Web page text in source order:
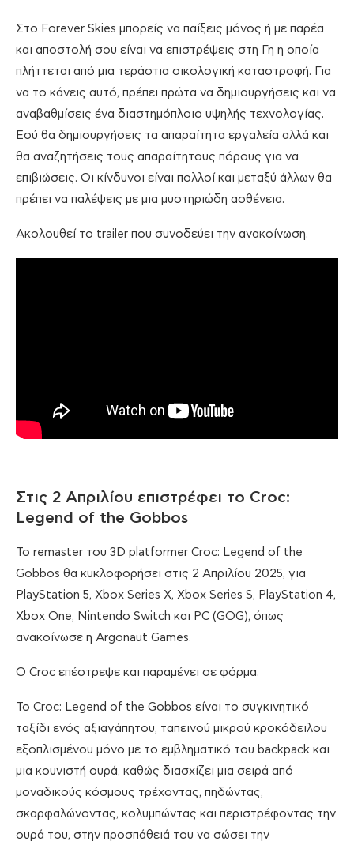
Στο Forever Skies μπορείς να παίξεις μόνος ή με παρέα
και αποστολή σου είναι να επιστρέψεις στη Γη η οποία
πλήττεται από μια τεράστια οικολογική καταστροφή. Για
να το κάνεις αυτό, πρέπει πρώτα να δημιουργήσεις και να
αναβαθμίσεις ένα διαστημόπλοιο υψηλής τεχνολογίας.
Εσύ θα δημιουργήσεις τα απαραίτητα εργαλεία αλλά και
θα αναζητήσεις τους απαραίτητους πόρους για να
επιβιώσεις. Οι κίνδυνοι είναι πολλοί και μεταξύ άλλων θα
πρέπει να παλέψεις με μια μυστηριώδη ασθένεια.
Ακολουθεί το trailer που συνοδεύει την ανακοίνωση.
Στις 2 Απριλίου επιστρέφει το Croc:
Legend of the Gobbos
Το remaster του 3D platformer Croc: Legend of the
Gobbos θα κυκλοφορήσει στις 2 Απριλίου 2025, για
PlayStation 5, Xbox Series X, Xbox Series S, PlayStation 4,
Xbox One, Nintendo Switch και PC (GOG), όπως
ανακοίνωσε η Argonaut Games.
Ο Croc επέστρεψε και παραμένει σε φόρμα.
Το Croc: Legend of the Gobbos είναι το συγκινητικό
ταξίδι ενός αξιαγάπητου, ταπεινού μικρού κροκόδειλου
εξοπλισμένου μόνο με το εμβληματικό του backpack και
μια κουνιστή ουρά, καθώς διασχίζει μια σειρά από
μοναδικούς κόσμους τρέχοντας, πηδώντας,
σκαρφαλώνοντας, κολυμπώντας και περιστρέφοντας την
ουρά του, στην προσπάθειά του να σώσει την